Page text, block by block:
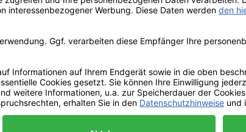
Kauf auf Rechnung